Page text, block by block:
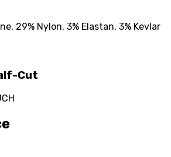
29% Nylon, 3% Elastan, 3% Kevlar
Cut